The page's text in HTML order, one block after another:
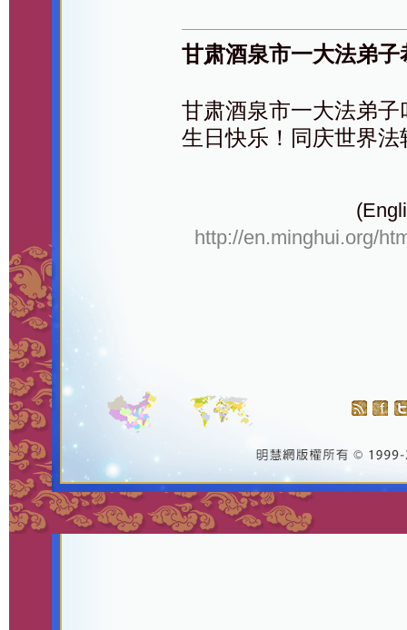
甘肃酒泉市一大法弟
甘肃酒泉市一大法弟
生日快乐！同庆世界法
http://en.minghui.org/